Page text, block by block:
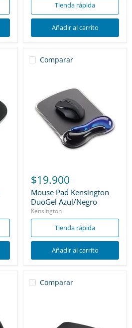
Tienda rápida
Añadir al carrito
Comparar
$19.900
Mouse Pad Kensington
DuoGel Azul/Negro
Kensington
Tienda rápida
Añadir al carrito
Comparar